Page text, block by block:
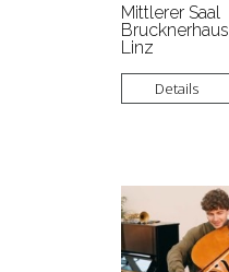
Mittlerer Saal
Brucknerhaus
Linz
Details